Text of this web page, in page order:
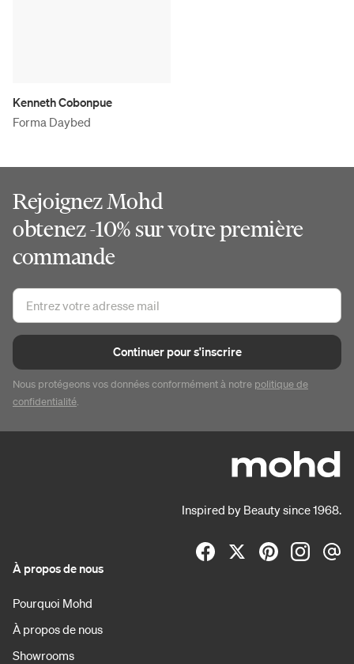
Kenneth Cobonpue
Forma Daybed
Rejoignez Mohd
obtenez -10% sur votre première
commande
Continuer pour s'inscrire
Nous protégeons vos données conformément à notre politique de
confidentialité.
Inspired by Beauty since 1968.
À propos de nous
Pourquoi Mohd
À propos de nous
Showrooms